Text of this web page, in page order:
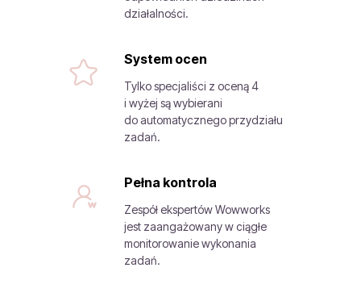
System ocen
Tylko specjaliści z oceną 4
i wyżej są wybierani
do automatycznego przydziału
zadań.
działalności.
Pełna kontrola
Zespół ekspertów Wowworks
jest zaangażowany w ciągłe
monitorowanie wykonania
zadań.